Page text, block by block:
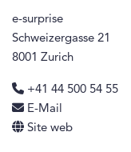
e-surprise
Schweizergasse 21
8001 Zurich
+41 44 500 54 55
E-Mail
Site web